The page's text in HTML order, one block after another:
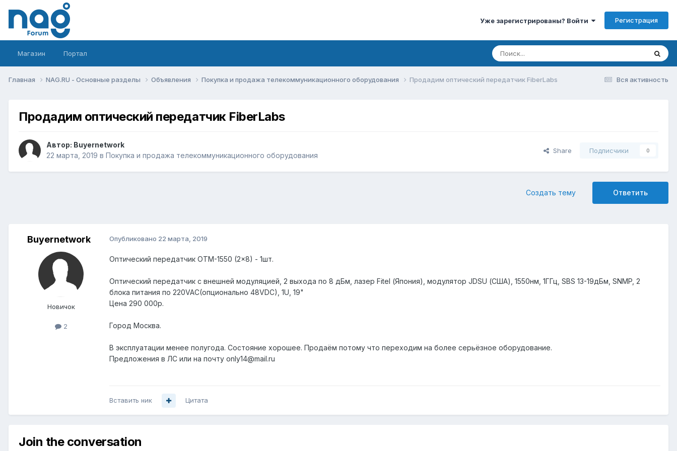
Уже зарегистрированы? Войти Регистрация
Магазин Портал
Вся активность
Главная NAG.RU - Основные разделы Объявления Покупка и продажа телекоммуникационного оборудования Продадим оптический передатчик FiberLabs
Продадим оптический передатчик FiberLabs
Автор: Buyernetwork
22 марта, 2019 в Покупка и продажа телекоммуникационного оборудования
Share Подписчики 0
Ответить
Создать тему
Buyernetwork
Новичок
2
Опубликовано 22 марта, 2019
Оптический передатчик OTM-1550 (2x8) - 1шт.
Оптический передатчик с внешней модуляцией, 2 выхода по 8 дБм, лазер Fitel (Япония), модулятор JDSU (США), 1550нм, 1ГГц, SBS 13-19дБм, SNMP, 2
блока питания по 220VAC(опционально 48VDC), 1U, 19"
Цена 290 000р.
Город Москва.
В эксплуатации менее полугода. Состояние хорошее. Продаём потому что переходим на более серьёзное оборудование.
Предложения в ЛС или на почту only14@mail.ru
Вставить ник Цитата
Join the conversation